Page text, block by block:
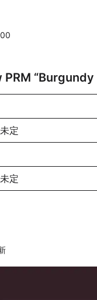
未定
未